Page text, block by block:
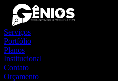
Serviços
Portfólio
Planos
Institucional
Contato
Orçamento